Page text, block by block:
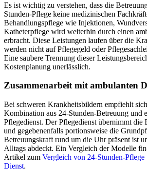
Es ist wichtig zu verstehen, dass die
Stunden-Pflege keine medizinischen
Behandlungspflege wie Injektionen,
Katheterpflege wird weiterhin durch einen
erbracht. Diese Leistungen laufen über die
werden nicht auf Pflegegeld oder
Eine saubere Trennung dieser
Kostenplanung unerlässlich.
Zusammenarbeit mit ambulanten
Bei schweren Krankheitsbildern empfiehlt
Kombination aus 24-Stunden-Betreuung und
Pflegedienst. Der Pflegedienst übernimmt die
und gegebenenfalls portionsweise die
Betreuungskraft rund um die Uhr präsent ist
Alltags abdeckt. Ein Vergleich der Modelle
Artikel zum Vergleich von 24-Stunden-Pflege
Dienst.